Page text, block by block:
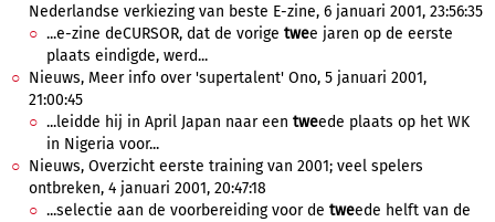
Nederlandse verkiezing van beste E-zine, 6 januari 2001, 23:56:35
...e-zine deCURSOR, dat de vorige twee jaren op de eerste
plaats eindigde, werd...
Nieuws, Meer info over 'supertalent' Ono, 5 januari 2001,
21:00:45
...leidde hij in April Japan naar een tweede plaats op het WK
in Nigeria voor...
Nieuws, Overzicht eerste training van 2001; veel spelers
ontbreken, 4 januari 2001, 20:47:18
...selectie aan de voorbereiding voor de tweede helft van de